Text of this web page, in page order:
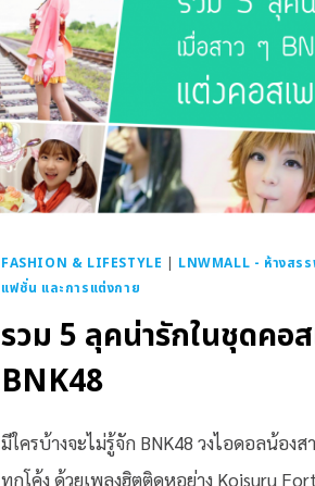
FASHION & LIFESTYLE | LNWMALL - ห้างสร
แฟชั่น และการแต่งกาย
รวม 5 ลุคน่ารักในชุดคอ
BNK48
มีใครบ้างจะไม่รู้จัก BNK48 วงไอดอลน้อง
ทุกโค้ง ด้วยเพลงฮิตติดหูอย่าง Koisuru